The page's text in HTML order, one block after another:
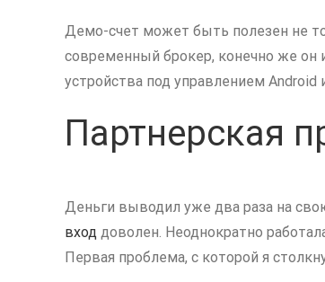
Демо-счет может быть полезен не
современный брокер, конечно же он
устройства под управлением Android
Партнерская
Деньги выводил уже два раза на
вход доволен. Неоднократно
Первая проблема, с которой я